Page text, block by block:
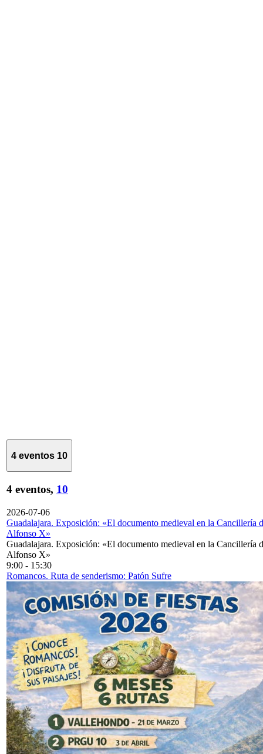
4 eventos 10
4 eventos, 10
2026-07-06
Guadalajara. Exposición: «El documento medieval en la Cancillería
Alfonso X»
Guadalajara. Exposición: «El documento medieval en la Cancillería
Alfonso X»
9:00 - 15:30
Romancos. Ruta de senderismo: Patón Sufre